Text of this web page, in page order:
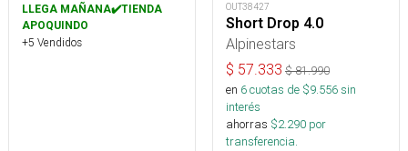
LLEGA MAÑANA✔️TIENDA
APOQUINDO
+5 Vendidos
OUT38427
Short Drop 4.0
Alpinestars
$ 57.333 $81.990
en 6cuotas de $9.556sin
interés
ahorras $2.290 por
transferencia.